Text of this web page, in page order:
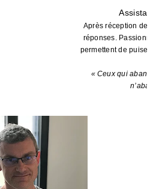
Après réception des
réponses.
permettent de puiser
« Ceux qui